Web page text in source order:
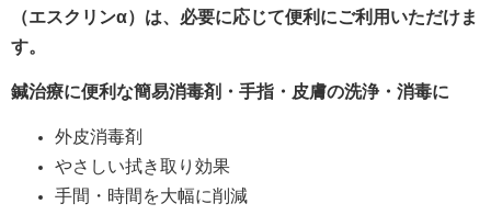
（エスクリンα）は、必要に応じて便利にご利用いただけま
す。
鍼治療に便利な簡易消毒剤・手指・皮膚の洗浄・消毒に
外皮消毒剤
やさしい拭き取り効果
手間・時間を大幅に削減